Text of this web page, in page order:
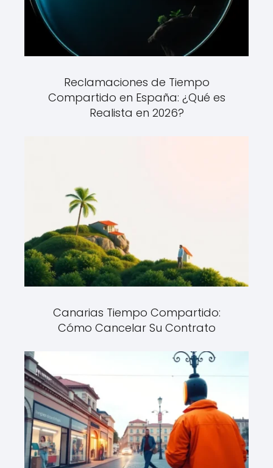
Reclamaciones de Tiempo
Compartido en España: ¿Qué es
Realista en 2026?
Canarias Tiempo Compartido:
Cómo Cancelar Su Contrato